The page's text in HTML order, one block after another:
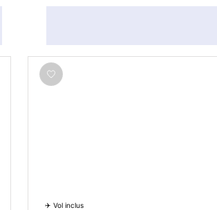
✈️ Vol inclus